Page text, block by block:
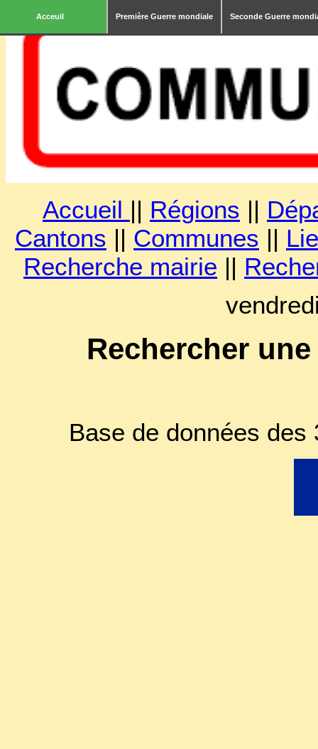
Acceuil Première Guerre mondiale Seconde Guerre
Accueil || Régions ||
Cantons || Communes ||
Recherche mairie ||
Rechercher
Base de données